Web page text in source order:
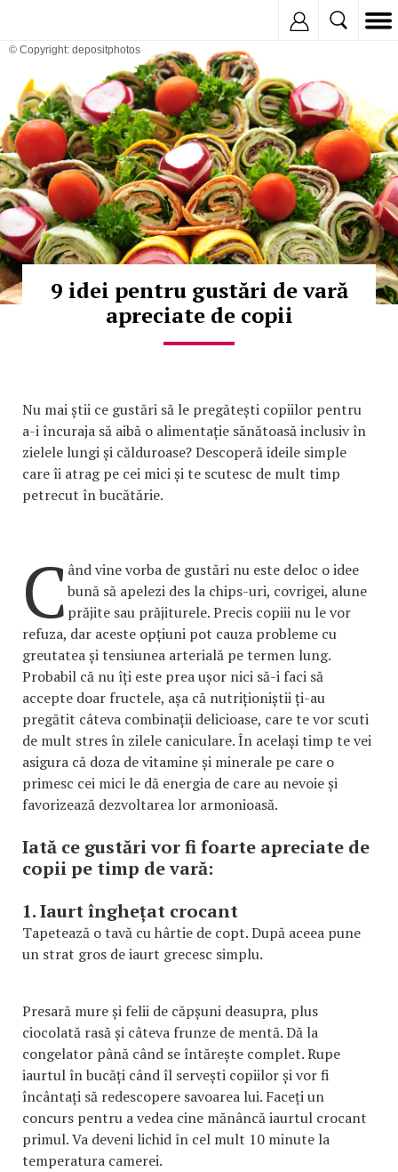
© Copyright: depositphotos
9 idei pentru gustări de vară
apreciate de copii
Nu mai știi ce gustări să le pregătești copiilor pentru
a-i încuraja să aibă o alimentație sănătoasă inclusiv în
zielele lungi și călduroase? Descoperă ideile simple
care îi atrag pe cei mici și te scutesc de mult timp
petrecut în bucătărie.
C ând vine vorba de gustări nu este deloc o idee
bună să apelezi des la chips-uri, covrigei, alune
prăjite sau prăjiturele. Precis copiii nu le vor
refuza, dar aceste opțiuni pot cauza probleme cu
greutatea și tensiunea arterială pe termen lung.
Probabil că nu îți este prea ușor nici să-i faci să
accepte doar fructele, așa că nutriționiștii ți-au
pregătit câteva combinații delicioase, care te vor scuti
de mult stres în zilele caniculare. În același timp te vei
asigura că doza de vitamine și minerale pe care o
primesc cei mici le dă energia de care au nevoie și
favorizează dezvoltarea lor armonioasă.
Iată ce gustări vor fi foarte apreciate de
copii pe timp de vară:
1. Iaurt înghețat crocant
Tapetează o tavă cu hârtie de copt. După aceea pune
un strat gros de iaurt grecesc simplu.
Presară mure și felii de căpșuni deasupra, plus
ciocolată rasă și câteva frunze de mentă. Dă la
congelator până când se întărește complet. Rupe
iaurtul în bucăți când îl servești copiilor și vor fi
încântați să redescopere savoarea lui. Faceți un
concurs pentru a vedea cine mănâncă iaurtul crocant
primul. Va deveni lichid în cel mult 10 minute la
temperatura camerei.